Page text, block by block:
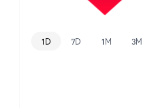
1D 7D 1M 3M